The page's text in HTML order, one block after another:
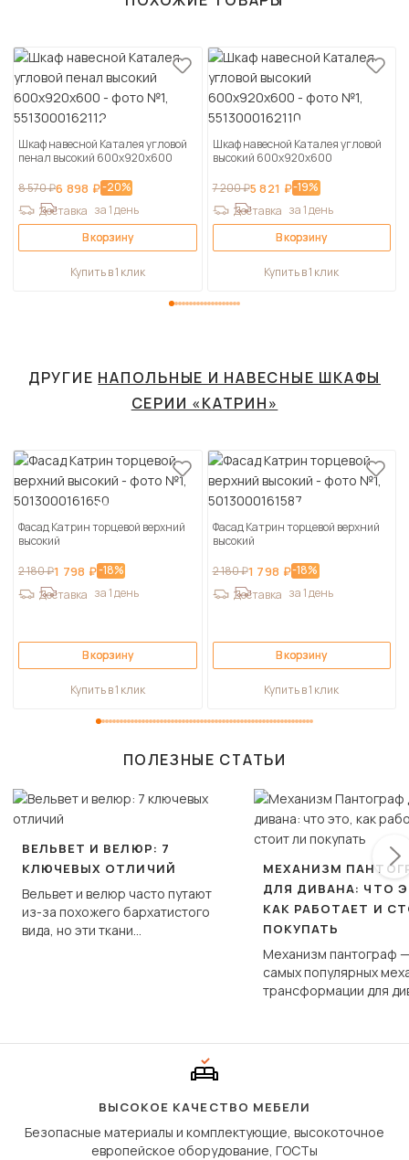
Шкаф навесной Каталея угловой
пенал высокий 600х920х600
8 570 ₽6 898 ₽-20%
Доставка за 1 день
В корзину
Купить в 1 клик
Шкаф навесной Каталея угловой
высокий 600х920х600
7 200 ₽5 821 ₽-19%
Доставка за 1 день
В корзину
Купить в 1 клик
ДРУГИЕ НАПОЛЬНЫЕ И НАВЕСНЫЕ ШКАФЫ
СЕРИИ «КАТРИН»
Фасад Катрин торцевой верхний
высокий
2 180 ₽1 798 ₽-18%
Доставка за 1 день
В корзину
Купить в 1 клик
Фасад Катрин торцевой верхний
высокий
2 180 ₽1 798 ₽-18%
Доставка за 1 день
В корзину
Купить в 1 клик
ПОЛЕЗНЫЕ СТАТЬИ
ВЕЛЬВЕТ И ВЕЛЮР: 7
КЛЮЧЕВЫХ ОТЛИЧИЙ
Вельвет и велюр часто путают
из-за похожего бархатистого
вида, но эти ткани
МЕХАНИЗМ
ДЛЯ ДИВАНА: ЧТО
КАК РАБОТАЕТ И
ПОКУПАТЬ
Механизм пантограф
самых популярных
трансформации для
сиденье не
дугообразной
ВЫСОКОЕ КАЧЕСТВО МЕБЕЛИ
Безопасные материалы и комплектующие, высокоточное
европейское оборудование, ГОСТы